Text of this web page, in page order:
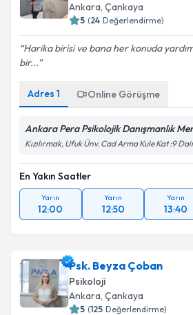
Ankara, Çankaya
5 (24 Değerlendirme)
Harika birisi ve bana her konuda
bir...
Adres 1 Online Görüşme
Ankara Pera Psikolojik Danışmanlık
Kızılırmak, Ufuk Ünv. Cad Arma Kule Kat :9
En Yakın Saatler
Yarın
12:00
Yarın
12:50
Yarın
13:40
Psk. Beyza Çoban
Psikoloji
Ankara, Çankaya
5 (125 Değerlendirme)